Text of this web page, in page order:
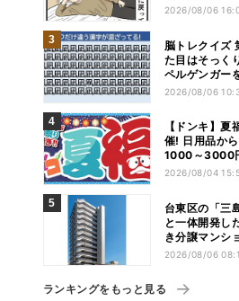
2026/08/06
脳トレクイズ
た目はそっく
ペルゲンガー
2026/08/06
【ドンキ】夏
催! 日用品か
1000～3000
実、家電やア
2026/08/04
台東区の「三
と一体開発し
き分譲マンシ
ームズ入谷」
2026/08/06
ランキングをもっと見る